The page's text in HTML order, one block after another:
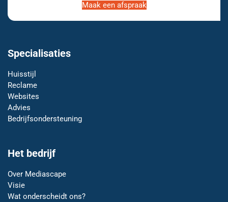
Maak een afspraak
Specialisaties
Huisstijl
Reclame
Websites
Advies
Bedrijfsondersteuning
Het bedrijf
Over Mediascape
Visie
Wat onderscheidt ons?